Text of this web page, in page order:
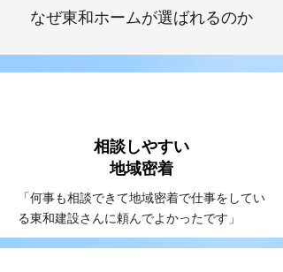
なぜ東和ホームが選ばれるのか
相談しやすい
​地域密着
「何事も相談できて地域密着で仕事をしてい
る東和建設さんに頼んでよかったです」